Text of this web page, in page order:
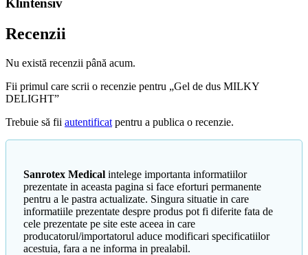
Klintensiv
Recenzii
Nu există recenzii până acum.
Fii primul care scrii o recenzie pentru „Gel de dus MILKY
DELIGHT”
Trebuie să fii autentificat pentru a publica o recenzie.
Sanrotex Medical intelege importanta informatiilor
prezentate in aceasta pagina si face eforturi permanente
pentru a le pastra actualizate. Singura situatie in care
informatiile prezentate despre produs pot fi diferite fata de
cele prezentate pe site este aceea in care
producatorul/importatorul aduce modificari specificatiilor
acestuia, fara a ne informa in prealabil.